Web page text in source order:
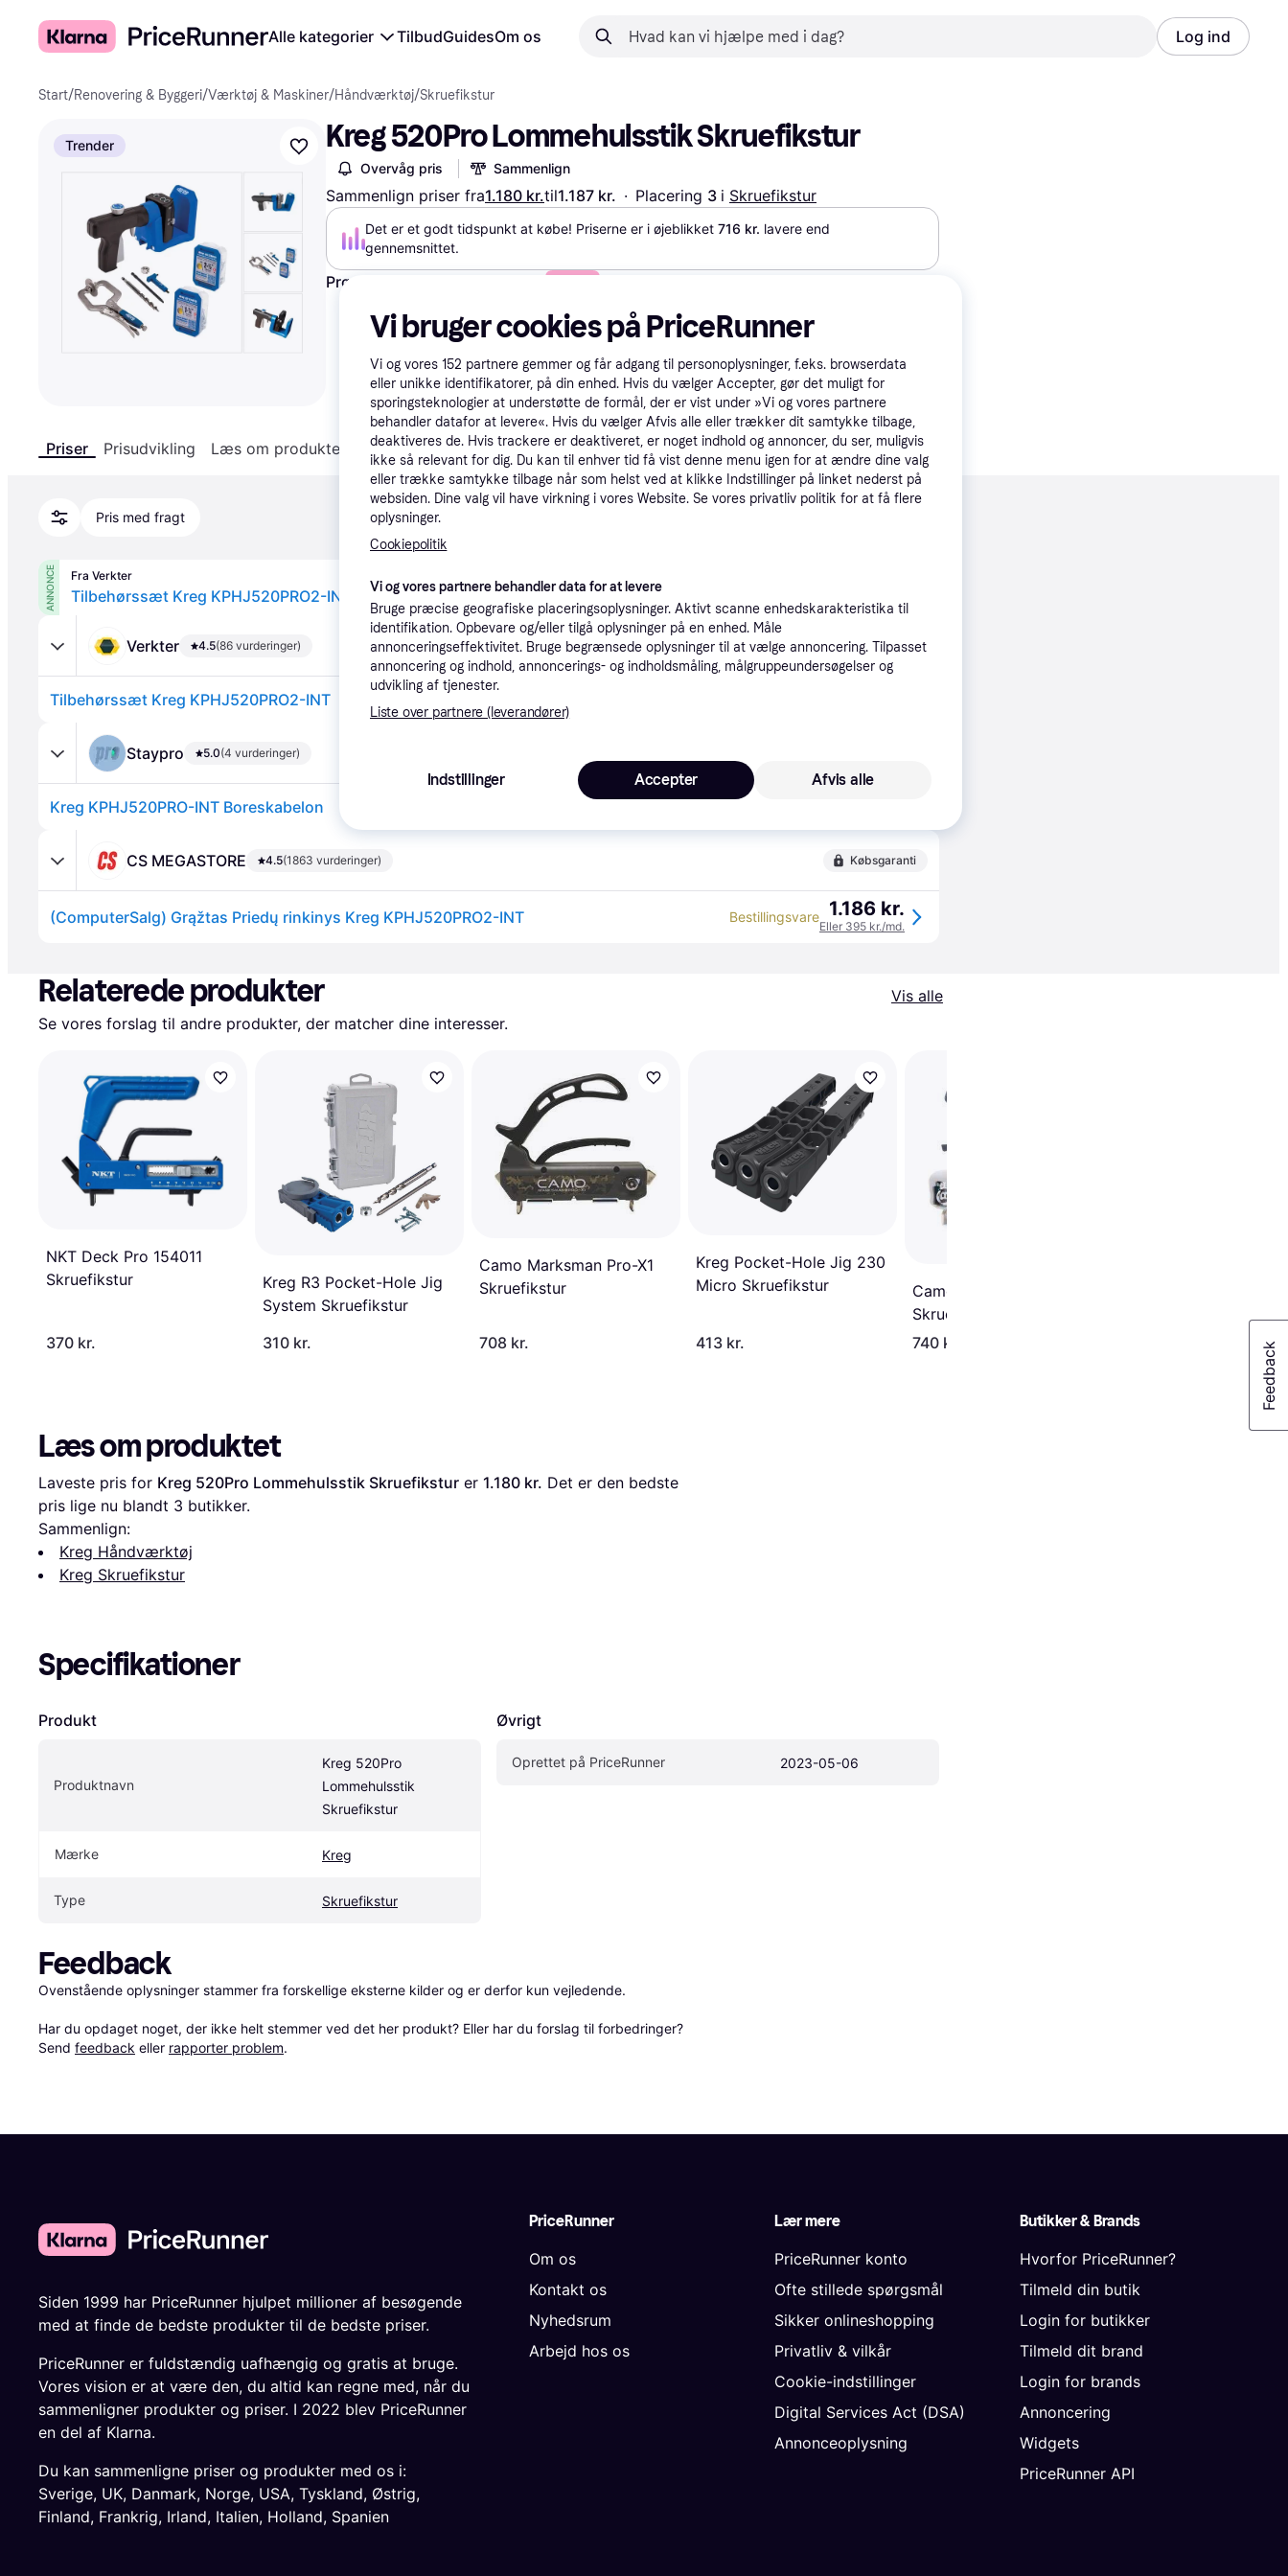
Alle kategorier TilbudGuidesOm os Log ind
Start/Renovering & Byggeri/Værktøj & Maskiner/Håndværktøj/Skruefikstur
Trender Kreg 520Pro Lommehulsstik Skruefikstur
Overvåg pris Sammenlign
Sammenlign priser fra1.180 kr.til1.187 kr. · Placering 3 i Skruefikstur
Det er et godt tidspunkt at købe! Priserne er i øjeblikket 716 kr. lavere end
gennemsnittet.
Prøv fleksible betalinger med
Priser Prisudvikling Læs om produktet Specifikationer
Pris med fragt
ANNONCE Fra Verkter
Tilbehørssæt Kreg KPHJ520PRO2-INT
Verkter 4.5(86 vurderinger) Købsgaranti
Tilbehørssæt Kreg KPHJ520PRO2-INT
Staypro 5.0(4 vurderinger)
Kreg KPHJ520PRO-INT Boreskabelon
CS MEGASTORE 4.5(1863 vurderinger) Købsgaranti
(ComputerSalg) Grąžtas Priedų rinkinys Kreg KPHJ520PRO2-INT Bestillingsvare 1.186 kr.
Eller 395 kr./md.
Relaterede produkter
Vis alle
Se vores forslag til andre produkter, der matcher dine interesser.
NKT Deck Pro 154011
Skruefikstur
370 kr.
Kreg R3 Pocket-Hole Jig
System Skruefikstur
310 kr.
Camo Marksman Pro-X1
Skruefikstur
708 kr.
Kreg Pocket-Hole Jig 230
Micro Skruefikstur
413 kr.
Camo Marksman Pro 5
Skruefikstur
740 kr.
Læs om produktet
Laveste pris for Kreg 520Pro Lommehulsstik Skruefikstur er 1.180 kr. Det er den bedste
pris lige nu blandt 3 butikker.
Sammenlign:
Kreg Håndværktøj
Kreg Skruefikstur
Specifikationer
Produkt
Produktnavn
Kreg 520Pro
Lommehulsstik
Skruefikstur
Mærke Kreg
Type Skruefikstur
Øvrigt
Oprettet på PriceRunner 2023-05-06
Feedback
Ovenstående oplysninger stammer fra forskellige eksterne kilder og er derfor kun vejledende.
Har du opdaget noget, der ikke helt stemmer ved det her produkt? Eller har du forslag til forbedringer?
Send feedback eller rapporter problem.
PriceRunner
Om os
Kontakt os
Nyhedsrum
Arbejd hos os
Lær mere
PriceRunner konto
Ofte stillede spørgsmål
Sikker onlineshopping
Privatliv & vilkår
Cookie-indstillinger
Digital Services Act (DSA)
Annonceoplysning
Butikker & Brands
Hvorfor PriceRunner?
Tilmeld din butik
Login for butikker
Tilmeld dit brand
Login for brands
Annoncering
Widgets
PriceRunner API
Siden 1999 har PriceRunner hjulpet millioner af besøgende
med at finde de bedste produkter til de bedste priser.
PriceRunner er fuldstændig uafhængig og gratis at bruge.
Vores vision er at være den, du altid kan regne med, når du
sammenligner produkter og priser. I 2022 blev PriceRunner
en del af Klarna.
Du kan sammenligne priser og produkter med os i:
Sverige, UK, Danmark, Norge, USA, Tyskland, Østrig,
Finland, Frankrig, Irland, Italien, Holland, Spanien
Vi bruger cookies på PriceRunner
Vi og vores 152 partnere gemmer og får adgang til personoplysninger, f.eks. browserdata
eller unikke identifikatorer, på din enhed. Hvis du vælger Accepter, gør det muligt for
sporingsteknologier at understøtte de formål, der er vist under »Vi og vores partnere
behandler datafor at levere«. Hvis du vælger Afvis alle eller trækker dit samtykke tilbage,
deaktiveres de. Hvis trackere er deaktiveret, er noget indhold og annoncer, du ser, muligvis
ikke så relevant for dig. Du kan til enhver tid få vist denne menu igen for at ændre dine valg
eller trække samtykke tilbage når som helst ved at klikke Indstillinger på linket nederst på
websiden. Dine valg vil have virkning i vores Website. Se vores privatliv politik for at få flere
oplysninger.
Cookiepolitik
Vi og vores partnere behandler data for at levere
Bruge præcise geografiske placeringsoplysninger. Aktivt scanne enhedskarakteristika til
identifikation. Opbevare og/eller tilgå oplysninger på en enhed. Måle
annonceringseffektivitet. Bruge begrænsede oplysninger til at vælge annoncering. Tilpasset
annoncering og indhold, annoncerings- og indholdsmåling, målgruppeundersøgelser og
udvikling af tjenester.
Liste over partnere (leverandører)
Indstillinger Afvis alle
Accepter